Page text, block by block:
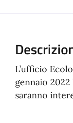
L’ufficio
gennaio
saranno